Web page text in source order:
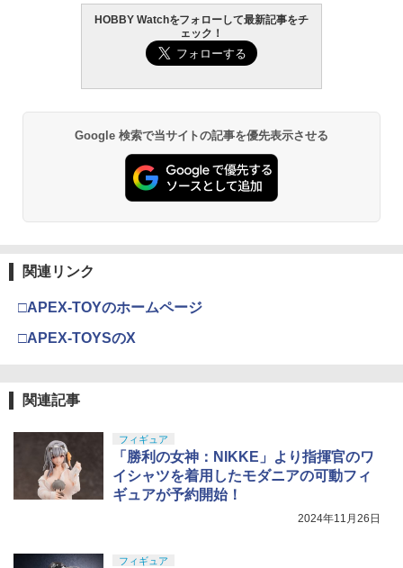
HOBBY Watchをフォローして最新記事をチ
ェック！
Google 検索で当サイトの記事を優先表示させる
関連リンク
□APEX-TOYのホームページ
□APEX-TOYSのX
関連記事
フィギュア
「勝利の女神：NIKKE」より指揮官のワ
イシャツを着用したモダニアの可動フィ
ギュアが予約開始！
2024年11月26日
フィギュア